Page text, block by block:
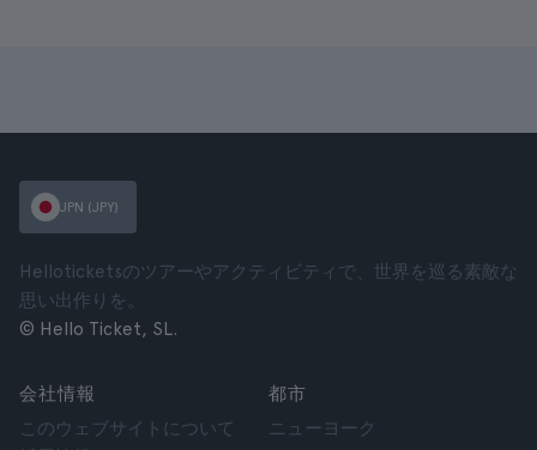
JPN (JPY)
Helloticketsのツアーやアクティビティで、世界を巡る素敵な
思い出作りを。
© Hello Ticket, SL.
会社情報
このウェブサイトについて
都市
ニューヨーク